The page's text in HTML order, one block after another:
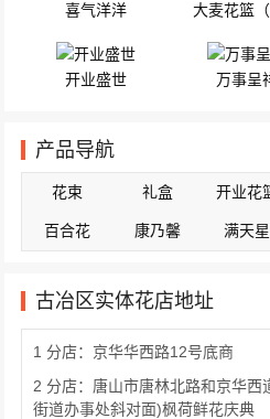
喜气洋洋 大麦花篮（
开业盛世 万事呈
产品导航
花束 礼盒 开业花
百合花 康乃馨 满天星
古冶区实体花店地址
1 分店：京华华西路12号底商
2 分店：唐山市唐林北路和京华
街道办事处斜对面)枫荷鲜花庆典